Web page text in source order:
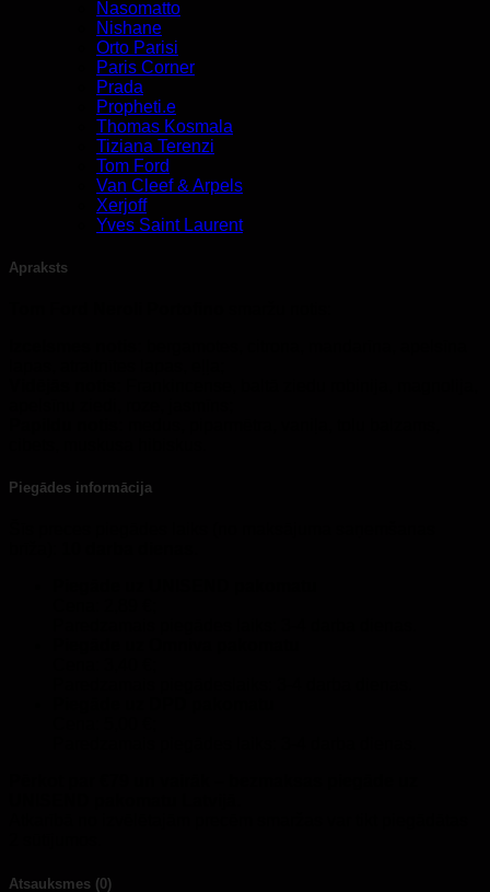
Nasomatto
Nishane
Orto Parisi
Paris Corner
Prada
Propheti.e
Thomas Kosmala
Tiziana Terenzi
Tom Ford
Van Cleef & Arpels
Xerjoff
Yves Saint Laurent
Apraksts
Piegādes informācija
Atsauksmes (0)